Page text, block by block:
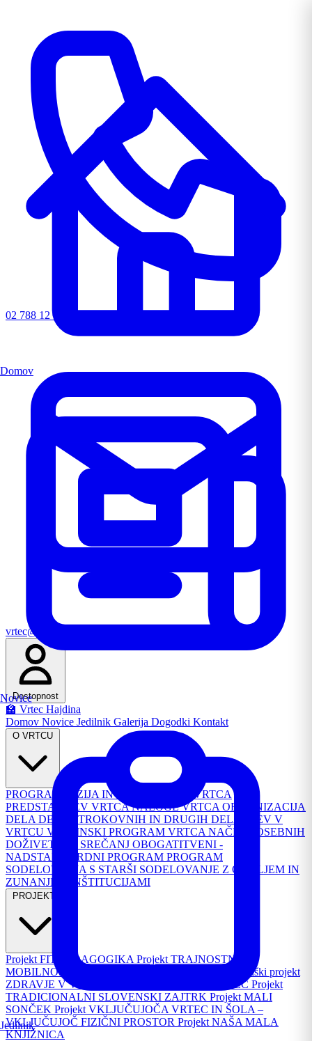
02 788 12 72
vrtec@os-hajdina.si
Dostopnost
🏫 Vrtec Hajdina
Domov Novice Jedilnik Galerija Dogodki Kontakt
O VRTCU
PROGRAM
VIZIJA IN POSLANSTVO VRTCA
PREDSTAVITEV VRTCANALOGE VRTCA ORGANIZACIJA
DELA DELO STROKOVNIH IN DRUGIH DELAVCEV V
VRTCU VSEBINSKI PROGRAM VRTCA NAČRT POSEBNIH
DOŽIVETIJ IN SREČANJ OBOGATITVENI -
NADSTANDARDNI PROGRAM PROGRAM
SODELOVANJA S STARŠI SODELOVANJE Z OKOLJEM IN
ZUNANJIMI INŠTITUCIJAMI
PROJEKTI
Projekt FIT PEDAGOGIKA Projekt TRAJNOSTNA
MOBILNOST
Republiški projekt
ZDRAVJE V VRTCU
Projekt TURIZEM IN VRTEC Projekt
TRADICIONALNI SLOVENSKI ZAJTRK Projekt MALI
SONČEK Projekt VKLJUČUJOČA VRTEC IN ŠOLA –
VKLJUČUJOČ FIZIČNI PROSTOR Projekt NAŠA MALA
KNJIŽNICA
Domov
Novice
Jedilnik